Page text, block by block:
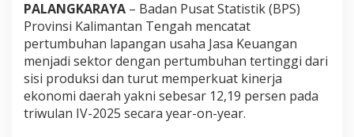
PALANGKARAYA – Badan Pusat Statistik (BPS)
Provinsi Kalimantan Tengah mencatat
pertumbuhan lapangan usaha Jasa Keuangan
menjadi sektor dengan pertumbuhan tertinggi dari
sisi produksi dan turut memperkuat kinerja
ekonomi daerah yakni sebesar 12,19 persen pada
triwulan IV-2025 secara year-on-year.